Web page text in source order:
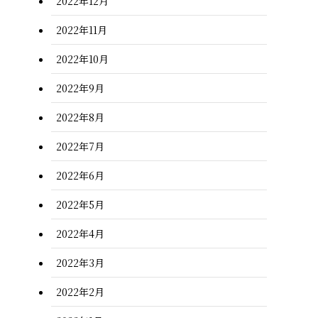
2022年11月
2022年10月
2022年9月
2022年8月
2022年7月
2022年6月
2022年5月
2022年4月
2022年3月
2022年2月